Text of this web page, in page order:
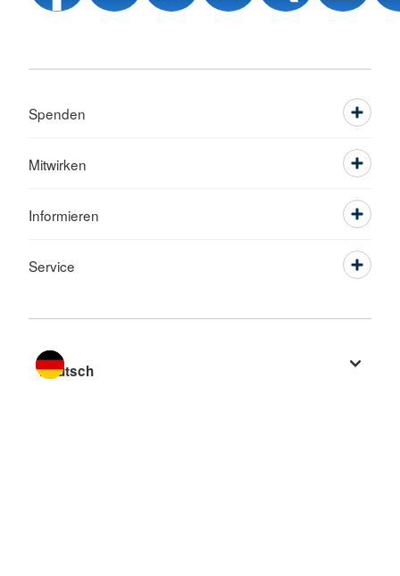
Spenden
Mitwirken
Informieren
Service
Sprache wechseln zu